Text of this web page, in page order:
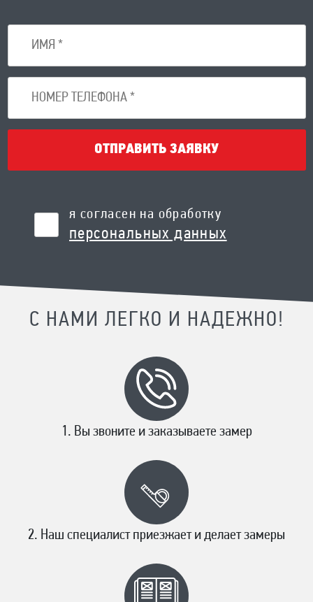
ОТПРАВИТЬ ЗАЯВКУ
я согласен на обработку
персональных данных
С НАМИ ЛЕГКО И НАДЕЖНО!
Вы звоните и заказываете замер
Наш специалист приезжает и делает замеры